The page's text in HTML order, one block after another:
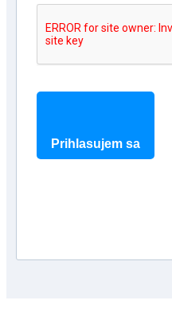
Prihlasujem sa